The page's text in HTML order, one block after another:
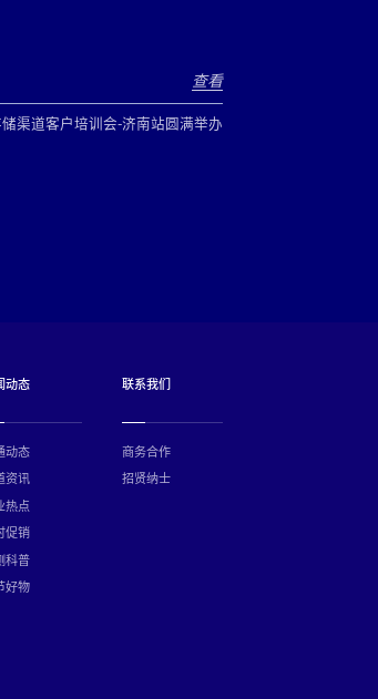
查看
渠道客户培训会-济南站圆满举办
动态
动态
资讯
热点
促销
科普
好物
联系我们
商务合作
招贤纳士